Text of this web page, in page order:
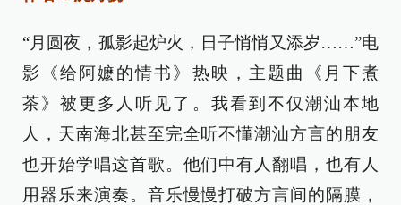
“月圆夜，孤影起炉火，日子悄悄又添岁……”电
影《给阿嬷的情书》热映，主题曲《月下煮
茶》被更多人听见了。我看到不仅潮汕本地
人，天南海北甚至完全听不懂潮汕方言的朋友
也开始学唱这首歌。他们中有人翻唱，也有人
用器乐来演奏。音乐慢慢打破方言间的隔膜，